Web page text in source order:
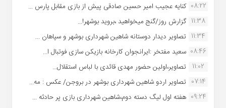
08:22 کنایه عجیب امیر حسین صادقی پیش از بازی مقابل پارس ...
11:38 گزارش روز/گنج میخواهید ،بروید بوشهر!...
11:34 تصاویر دیدار دوستانه شاهین شهردارى بوشهر و سپاهان ...
08:46 سعید مفتخر :ایرانجوان کارخانه بازیکن سازی فوتبال ا...
11:02
تصاویر،اولین حضور مهدی قائدی با لباس استقلال...
07:14 تصاویر اردو شاهین شهرداری بوشهر در بروجن/ عکس : مه...
09:24 هفته اول لیگ دسته دوم،شاهین شهرداری بازی پر حادثه ...